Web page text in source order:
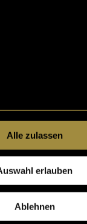
Alle zulassen
erlauben
Ablehnen